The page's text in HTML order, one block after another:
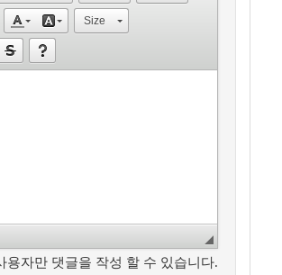
Size
용자만 댓글을 작성 할 수 있습니다.